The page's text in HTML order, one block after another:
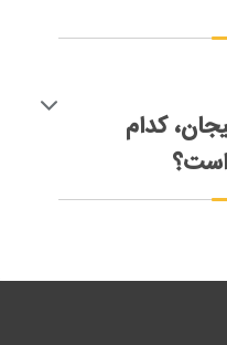
24 ساعته و تخفیف در خرید بعدی را به
کدام